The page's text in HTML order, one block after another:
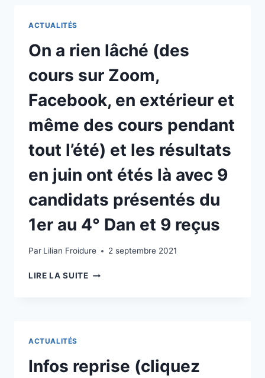
ACTUALITÉS
On a rien lâché (des
cours sur Zoom,
Facebook, en extérieur et
même des cours pendant
tout l’été) et les résultats
en juin ont étés là avec 9
candidats présentés du
1er au 4° Dan et 9 reçus
Par Lilian Froidure 2 septembre 2021
LIRE LA SUITEON
ZOOM,
FACEBOOK,
ACTUALITÉS
Infos reprise (cliquez